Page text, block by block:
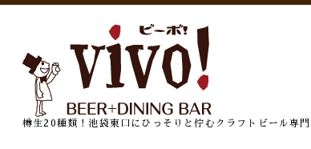
樽生20種類！池袋東口にひっそりと佇むクラフトビール専門